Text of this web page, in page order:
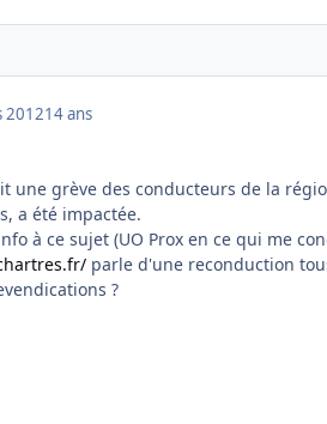
201214 ans
une grève des conducteurs de la
a été impactée.
à ce sujet (UO Prox en ce qui me
parle d'une reconduction
?